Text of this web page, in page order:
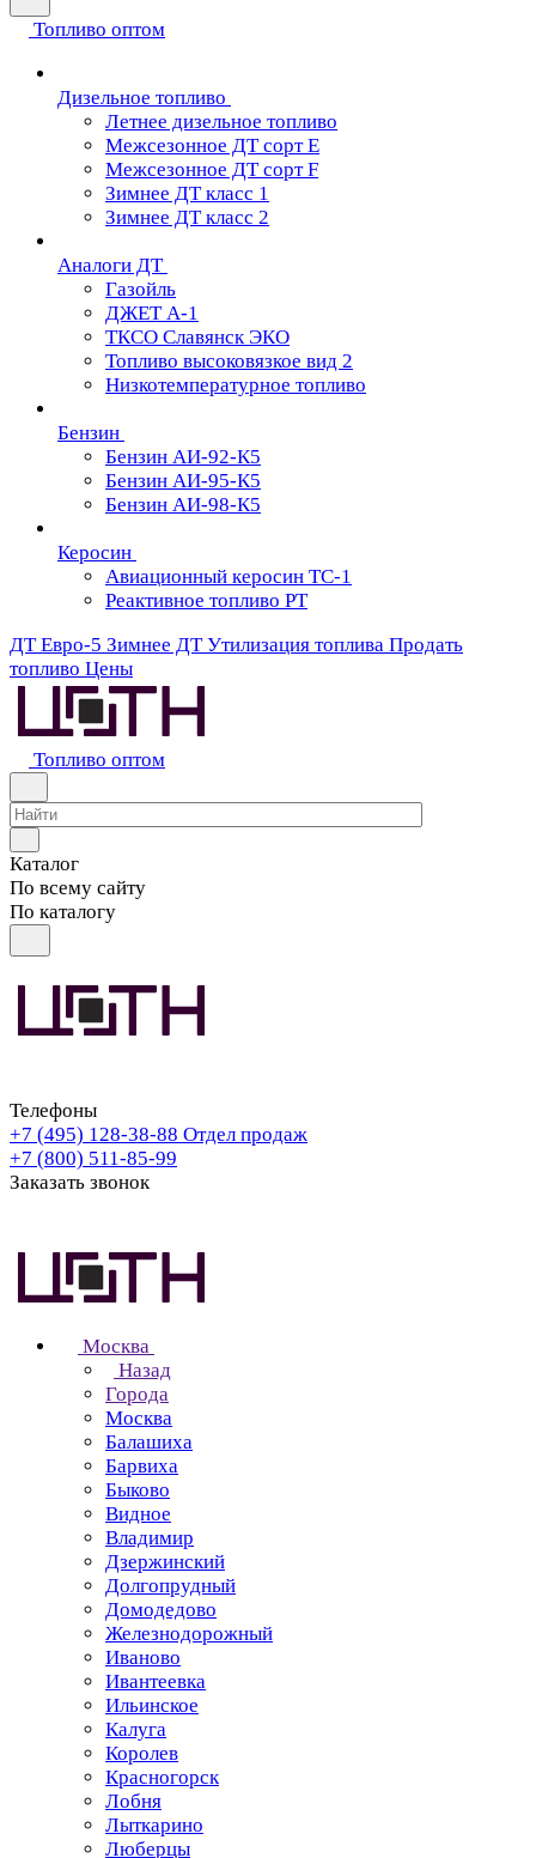
Топливо оптом
Дизельное топливо
Летнее дизельное топливо
Межсезонное ДТ сорт Е
Межсезонное ДТ сорт F
Зимнее ДТ класс 1
Зимнее ДТ класс 2
Аналоги ДТ
Газойль
ДЖЕТ А-1
ТКСО Славянск ЭКО
Топливо высоковязкое вид 2
Низкотемпературное топливо
Бензин
Бензин АИ-92-К5
Бензин АИ-95-К5
Бензин АИ-98-К5
Керосин
Авиационный керосин ТС-1
Реактивное топливо РТ
ДТ Евро-5 Зимнее ДТ Утилизация топлива Продать
топливо Цены
Топливо оптом
Каталог
По всему сайту
По каталогу
Телефоны
+7 (495) 128-38-88 Отдел продаж
+7 (800) 511-85-99
Заказать звонок
Москва
Назад
Города
Москва
Балашиха
Барвиха
Быково
Видное
Владимир
Дзержинский
Долгопрудный
Домодедово
Железнодорожный
Иваново
Ивантеевка
Ильинское
Калуга
Королев
Красногорск
Лобня
Лыткарино
Люберцы